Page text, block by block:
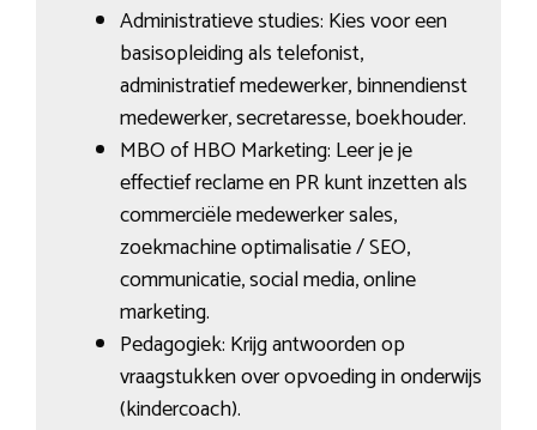
Administratieve studies: Kies voor een
basisopleiding als telefonist,
administratief medewerker, binnendienst
medewerker, secretaresse, boekhouder.
MBO of HBO Marketing: Leer je je
effectief reclame en PR kunt inzetten als
commerciële medewerker sales,
zoekmachine optimalisatie / SEO,
communicatie, social media, online
marketing.
Pedagogiek: Krijg antwoorden op
vraagstukken over opvoeding in onderwijs
(kindercoach).